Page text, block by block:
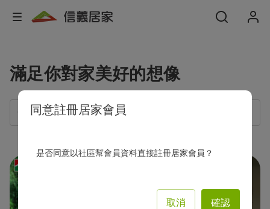
滿足你對家美好的想像
同意註冊居家會員
是否同意以社區幫會員資料直接註冊居家會員？
取消 確認